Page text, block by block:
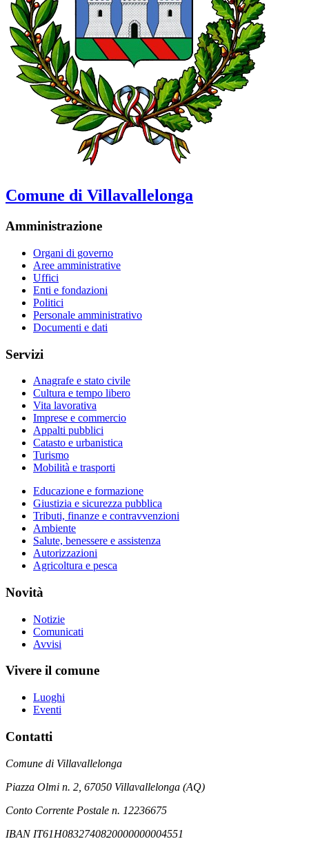
Comune di Villavallelonga
Amministrazione
Organi di governo
Aree amministrative
Uffici
Enti e fondazioni
Politici
Personale amministrativo
Documenti e dati
Servizi
Anagrafe e stato civile
Cultura e tempo libero
Vita lavorativa
Imprese e commercio
Appalti pubblici
Catasto e urbanistica
Turismo
Mobilità e trasporti
Educazione e formazione
Giustizia e sicurezza pubblica
Tributi, finanze e contravvenzioni
Ambiente
Salute, benessere e assistenza
Autorizzazioni
Agricoltura e pesca
Novità
Notizie
Comunicati
Avvisi
Vivere il comune
Luoghi
Eventi
Contatti
Comune di Villavallelonga
Piazza Olmi n. 2, 67050 Villavallelonga (AQ)
Conto Corrente Postale n. 12236675
IBAN IT61H0832740820000000004551